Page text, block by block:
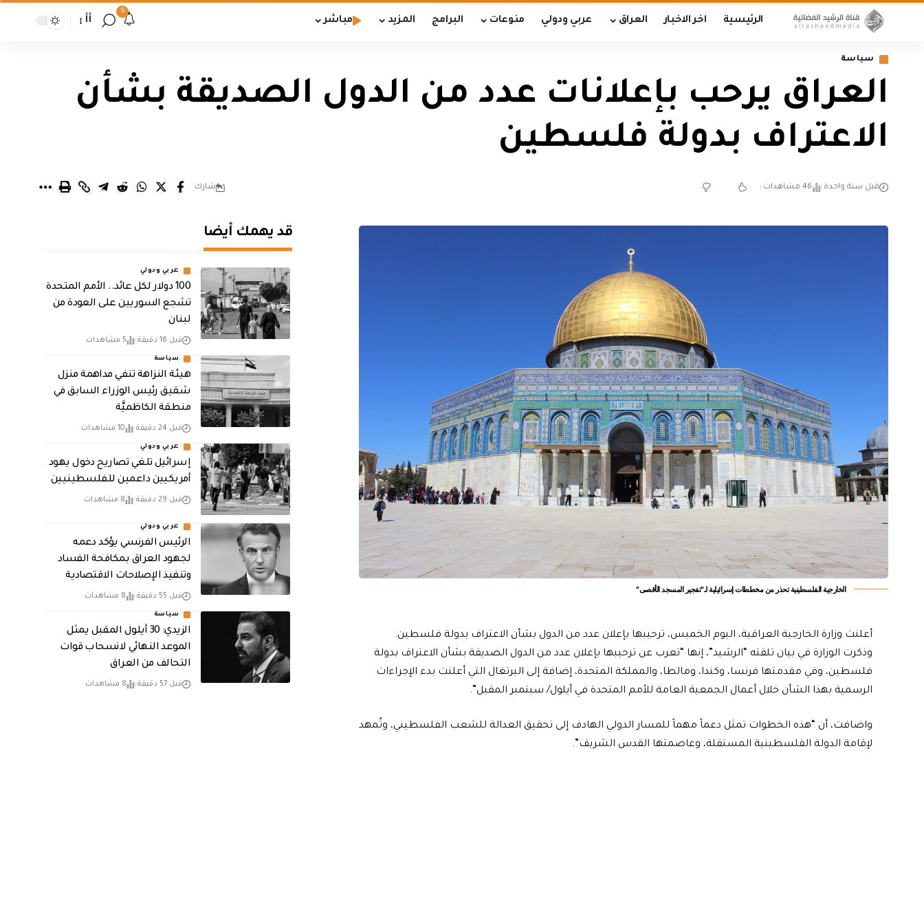
الرئيسية اخر الاخبار العراق عربي ودولي منوعات البرامج المزيد مباشر
9
أأ
سياسة
العراق يرحب بإعلانات عدد من الدول الصديقة بشأن
الاعتراف بدولة فلسطين
قبل سنة واحدة 46 مشاهدات شارك
الخارجية الفلسطينية تحذر من مخططات إسرائيلية لـ"تفجير المسجد الأقصى"
أعلنت وزارة الخارجية العراقية، اليوم الخميس، ترحيبها بإعلان عدد من الدول بشأن الاعتراف بدولة فلسطين.
وذكرت الوزارة في بيان تلقته “الرشيد”، إنها “تعرب عن ترحيبها بإعلان عدد من الدول الصديقة بشأن الاعتراف بدولة
فلسطين، وفي مقدمتها فرنسا، وكندا، ومالطا، والمملكة المتحدة، إضافة إلى البرتغال التي أعلنت بدء الإجراءات
الرسمية بهذا الشأن خلال أعمال الجمعية العامة للأمم المتحدة في أيلول/ سبتمبر المقبل”.
واضافت، أن “هذه الخطوات تمثل دعماً مهماً للمسار الدولي الهادف إلى تحقيق العدالة للشعب الفلسطيني، وتُمهد
لإقامة الدولة الفلسطينية المستقلة، وعاصمتها القدس الشريف”.
قد يهمك أيضا
عربي ودولي
100 دولار لكل عائد.. الأمم المتحدة
تشجع السوريين على العودة من
لبنان
قبل 16 دقيقة 5 مشاهدات
سياسة
هيئة النزاهة تنفي مداهمة منزل
شقيق رئيس الوزراء السابق في
منطقة الكاظميَّة
قبل 24 دقيقة 10 مشاهدات
عربي ودولي
إسرائيل تلغي تصاريح دخول يهود
أمريكيين داعمين للفلسطينيين
قبل 29 دقيقة 8 مشاهدات
عربي ودولي
الرئيس الفرنسي يؤكد دعمه
لجهود العراق بمكافحة الفساد
وتنفيذ الإصلاحات الاقتصادية
قبل 55 دقيقة 8 مشاهدات
سياسة
الزيدي: 30 أيلول المقبل يمثل
الموعد النهائي لانسحاب قوات
التحالف من العراق
قبل 57 دقيقة 8 مشاهدات